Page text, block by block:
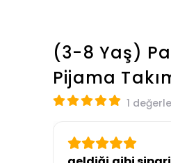
(3-8 Yaş)
Pijama
1